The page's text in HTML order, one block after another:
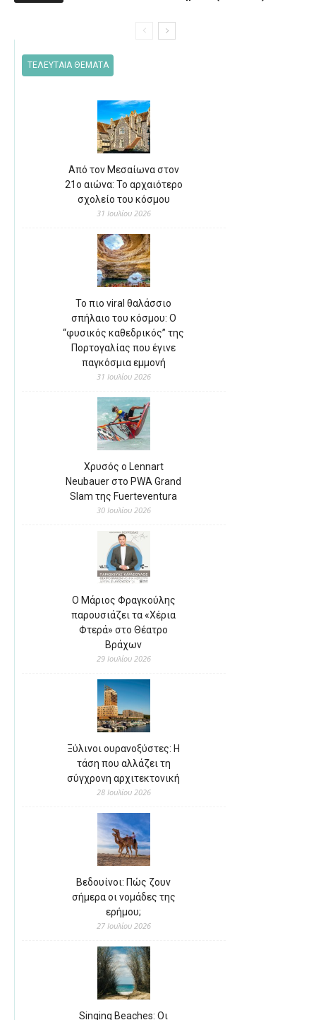
ΤΕΛΕΥΤΑΙΑ ΘΕΜΑΤΑ
Από τον Μεσαίωνα στον
21ο αιώνα: Το αρχαιότερο
σχολείο του κόσμου
31 Ιουλίου 2026
Το πιο viral θαλάσσιο
σπήλαιο του κόσμου: Ο
“φυσικός καθεδρικός” της
Πορτογαλίας που έγινε
παγκόσμια εμμονή
31 Ιουλίου 2026
Χρυσός ο Lennart
Neubauer στο PWA Grand
Slam της Fuerteventura
30 Ιουλίου 2026
Ο Μάριος Φραγκούλης
παρουσιάζει τα «Χέρια
Φτερά» στο Θέατρο
Βράχων
29 Ιουλίου 2026
Ξύλινοι ουρανοξύστες: Η
τάση που αλλάζει τη
σύγχρονη αρχιτεκτονική
28 Ιουλίου 2026
Βεδουίνοι: Πώς ζουν
σήμερα οι νομάδες της
ερήμου;
27 Ιουλίου 2026
Singing Beaches: Οι